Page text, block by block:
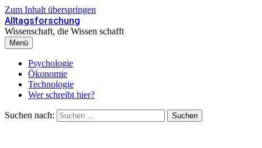
Zum Inhalt überspringen
Alltagsforschung
Wissenschaft, die Wissen schafft
Menü
Psychologie
Ökonomie
Technologie
Wer schreibt hier?
Suchen nach: